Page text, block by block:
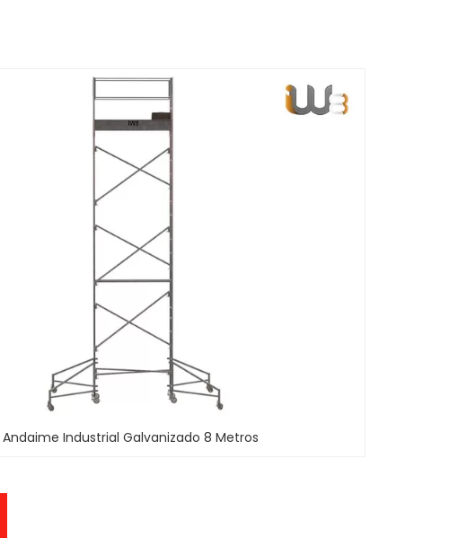
Andaime Industrial Galvanizado 8 Metros